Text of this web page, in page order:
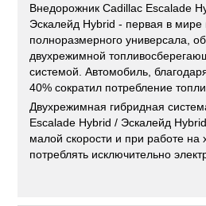
Внедорожник Cadillac Escalade
Эскалейд Hybrid - первая в
полноразмерного универсала,
двухрежимной
системой. Автомобиль,
40% сократил потребление
Двухрежимная гибридная
Escalade Hybrid / Эскалейд
малой скорости и при работе на
потреблять исключительно